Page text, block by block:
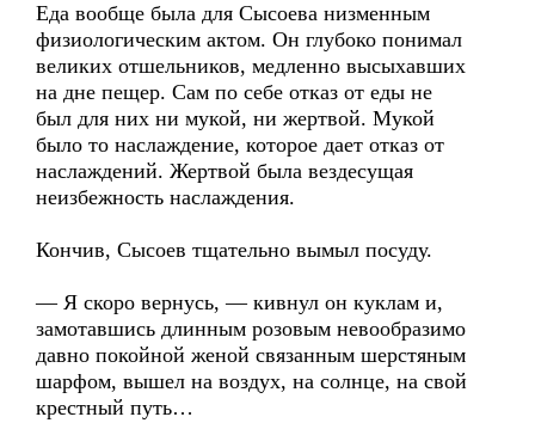
Еда вообще была для Сысоева низменным
физиологическим актом. Он глубоко понимал
великих отшельников, медленно высыхавших
на дне пещер. Сам по себе отказ от еды не
был для них ни мукой, ни жертвой. Мукой
было то наслаждение, которое дает отказ от
наслаждений. Жертвой была вездесущая
неизбежность наслаждения.
Кончив, Сысоев тщательно вымыл посуду.
— Я скоро вернусь, — кивнул он куклам и,
замотавшись длинным розовым невообразимо
давно покойной женой связанным шерстяным
шарфом, вышел на воздух, на солнце, на свой
крестный путь…